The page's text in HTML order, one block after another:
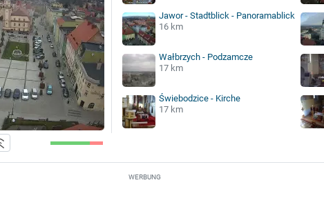
Jawor - Stadtblick - Panoramablick
16 km
Wałbrzych - Podzamcze
17 km
Świebodzice - Kirche
17 km
WERBUNG